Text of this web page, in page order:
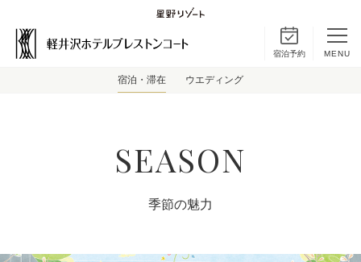
宿泊予約 MENU
宿泊・滞在 ウエディング
SEASON
季節の魅力